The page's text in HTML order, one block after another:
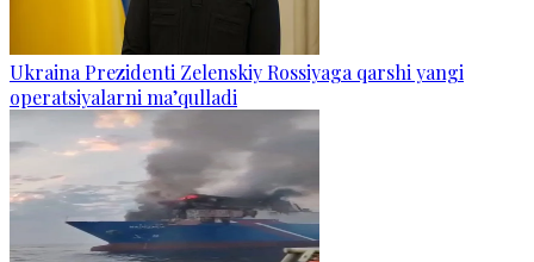
Ukraina Prezidenti Zelenskiy Rossiyaga qarshi yangi
operatsiyalarni ma’qulladi